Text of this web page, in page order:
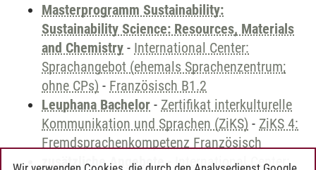
Masterprogramm Sustainability:
Sustainability Science: Resources, Materials
and Chemistry - International Center:
Sprachangebot (ehemals Sprachenzentrum;
ohne CPs) - Französisch B1.2
Leuphana Bachelor - Zertifikat interkulturelle
Kommunikation und Sprachen (ZiKS) - ZiKS 4:
Fremdsprachenkompetenz Französisch
zusätzliche Angebote- International Center: